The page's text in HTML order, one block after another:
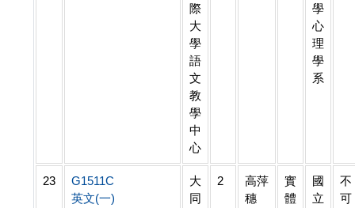
際
大
學
語
文
教
學
中
心
學
心
理
學
系
23
G1511C
英文(一)
大
同
2
高萍
穗
實
體
國
立
不
可